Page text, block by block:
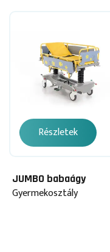
Részletek
JUMBO babaágy
Gyermekosztály